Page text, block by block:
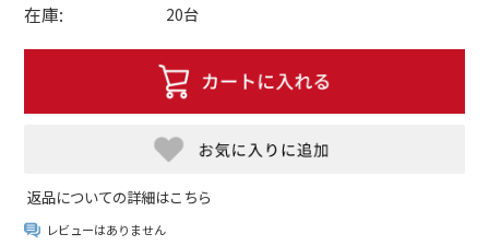
在庫: 20台
返品についての詳細はこちら
レビューはありません